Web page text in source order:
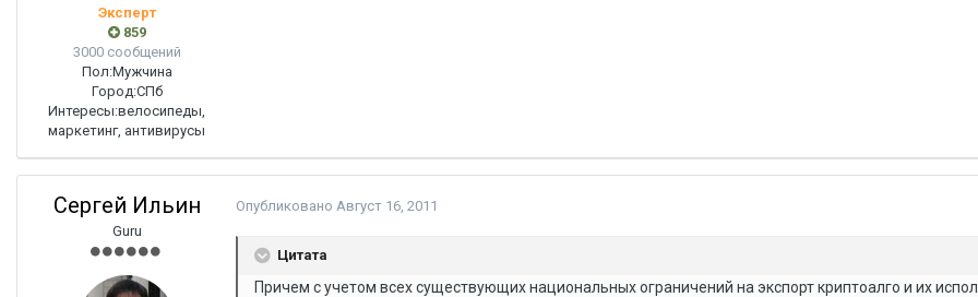
Эксперт
859
3000 сообщений
Пол:Мужчина
Город:СПб
Интересы:велосипеды,
маркетинг, антивирусы
Сергей Ильин
Guru
Опубликовано Август 16, 2011
Цитата
Причем с учетом всех существующих национальных ограничений на экспорт криптоалго и их